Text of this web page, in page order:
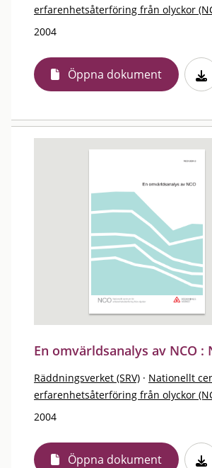
erfarenhetsåterföring från olyckor
2004
Öppna dokument
En omvärldsanalys av NCO :
Räddningsverket (SRV) · Nationellt
erfarenhetsåterföring från olyckor
2004
Öppna dokument